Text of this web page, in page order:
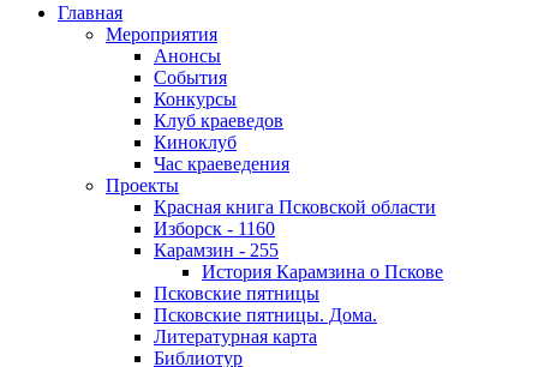
Главная
Мероприятия
Анонсы
События
Конкурсы
Клуб краеведов
Киноклуб
Час краеведения
Проекты
Красная книга Псковской области
Изборск - 1160
Карамзин - 255
История Карамзина о Пскове
Псковские пятницы
Псковские пятницы. Дома.
Литературная карта
Библиотур